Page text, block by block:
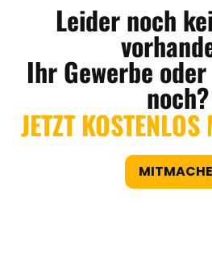
Leider noch
Ihr Gewerbe
noch?
JETZT